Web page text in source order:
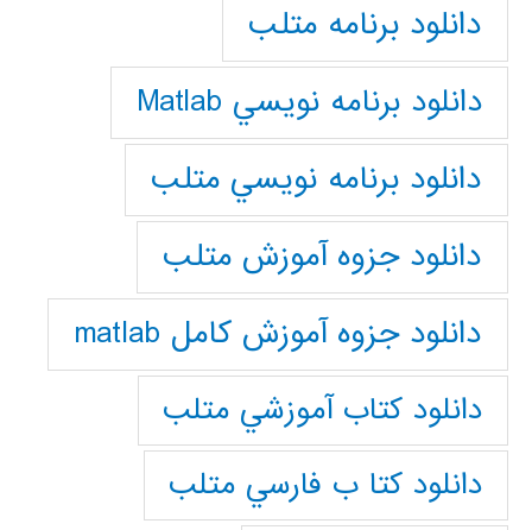
دانلود برنامه متلب
دانلود برنامه نويسي Matlab
دانلود برنامه نويسي متلب
دانلود جزوه آموزش متلب
دانلود جزوه آموزش کامل matlab
دانلود كتاب آموزشي متلب
دانلود كتا ب فارسي متلب